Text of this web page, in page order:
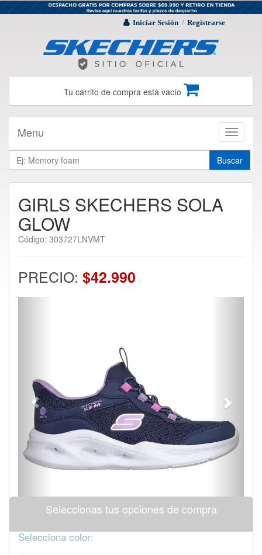
Iniciar Sesión / Registrarse
Tu carrito de compra está vacío
Toggle
Menu
Buscar
GIRLS SKECHERS SOLA
GLOW
Código: 303727LNVMT
PRECIO: $42.990
Seleccionas tus opciones de compra
Selecciona color: